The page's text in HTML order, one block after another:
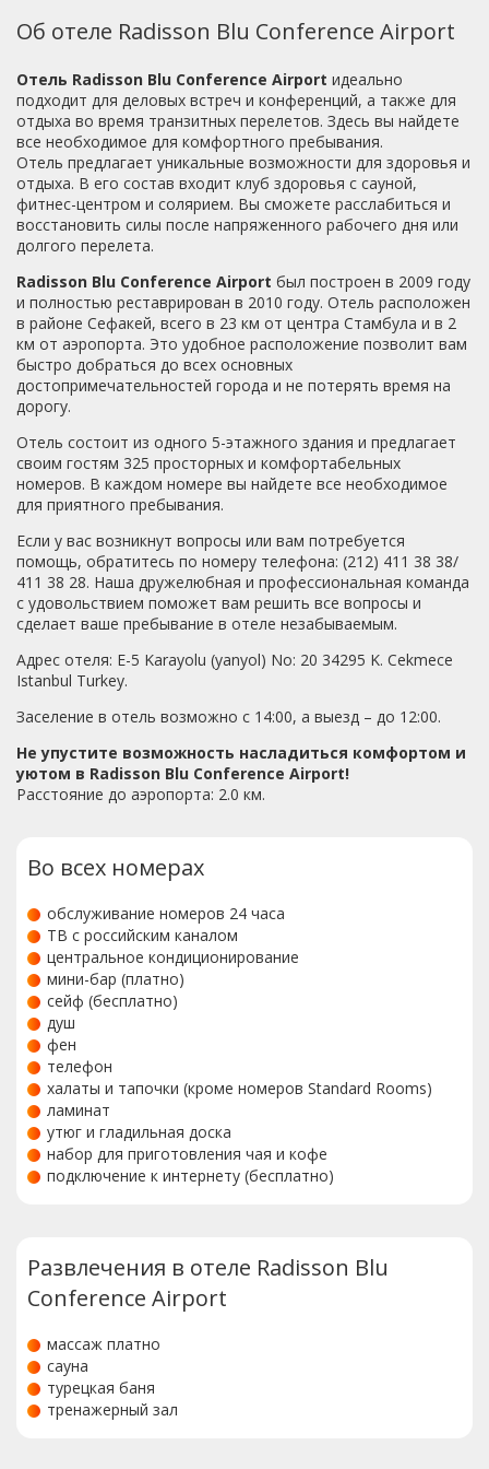
Об отеле Radisson Blu Conference Airport
Отель Radisson Blu Conference Airport идеально
подходит для деловых встреч и конференций, а также для
отдыха во время транзитных перелетов. Здесь вы найдете
все необходимое для комфортного пребывания.
Отель предлагает уникальные возможности для здоровья и
отдыха. В его состав входит клуб здоровья с сауной,
фитнес-центром и солярием. Вы сможете расслабиться и
восстановить силы после напряженного рабочего дня или
долгого перелета.
Radisson Blu Conference Airport был построен в 2009 году
и полностью реставрирован в 2010 году. Отель расположен
в районе Сефакей, всего в 23 км от центра Стамбула и в 2
км от аэропорта. Это удобное расположение позволит вам
быстро добраться до всех основных
достопримечательностей города и не потерять время на
дорогу.
Отель состоит из одного 5-этажного здания и предлагает
своим гостям 325 просторных и комфортабельных
номеров. В каждом номере вы найдете все необходимое
для приятного пребывания.
Если у вас возникнут вопросы или вам потребуется
помощь, обратитесь по номеру телефона: (212) 411 38 38/
411 38 28. Наша дружелюбная и профессиональная команда
с удовольствием поможет вам решить все вопросы и
сделает ваше пребывание в отеле незабываемым.
Адрес отеля: E-5 Karayolu (yanyol) No: 20 34295 K. Cekmece
Istanbul Turkey.
Заселение в отель возможно с 14:00, а выезд – до 12:00.
Не упустите возможность насладиться комфортом и
уютом в Radisson Blu Conference Airport!
Расстояние до аэропорта: 2.0 км.
Во всех номерах
обслуживание номеров 24 часа
ТВ с российским каналом
центральное кондиционирование
мини-бар (платно)
сейф (бесплатно)
душ
фен
телефон
халаты и тапочки (кроме номеров Standard Rooms)
ламинат
утюг и гладильная доска
набор для приготовления чая и кофе
подключение к интернету (бесплатно)
Развлечения в отеле Radisson Blu
Conference Airport
массаж платно
сауна
турецкая баня
тренажерный зал